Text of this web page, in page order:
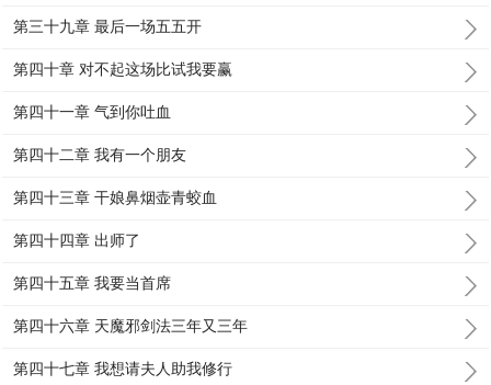
第三十九章 最后一场五五开
第四十章 对不起这场比试我要赢
第四十一章 气到你吐血
第四十二章 我有一个朋友
第四十三章 干娘鼻烟壶青蛟血
第四十四章 出师了
第四十五章 我要当首席
第四十六章 天魔邪剑法三年又三年
第四十七章 我想请夫人助我修行